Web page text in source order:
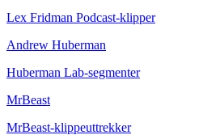
Lex Fridman Podcast-klipper
Andrew Huberman
Huberman Lab-segmenter
MrBeast
MrBeast-klippeuttrekker